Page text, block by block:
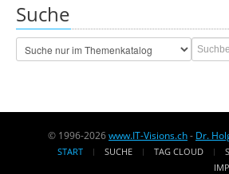
Suche
© 1996-2026www.IT-Visions.ch- Dr.
START SUCHE TAG CLOUD